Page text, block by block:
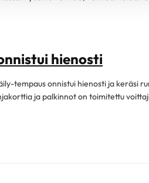
hienosti
tempaus onnistui hienosti ja keräsi
ja palkinnot on toimitettu